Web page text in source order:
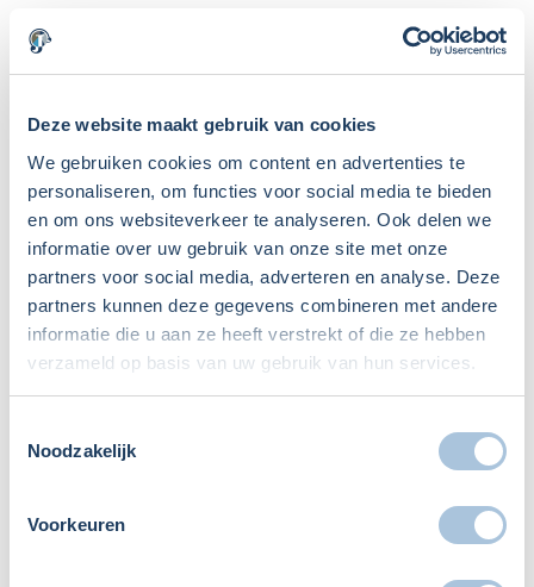
Deze website maakt gebruik van cookies
We gebruiken cookies om content en advertenties te
personaliseren, om functies voor social media te bieden
en om ons websiteverkeer te analyseren. Ook delen we
informatie over uw gebruik van onze site met onze
partners voor social media, adverteren en analyse. Deze
partners kunnen deze gegevens combineren met andere
informatie die u aan ze heeft verstrekt of die ze hebben
verzameld op basis van uw gebruik van hun services.
Noodzakelijk
Voorkeuren
Dagelijks maak je als ondernemer afspraken waardoor een
overeenkomst ontstaat.
22
Wettelijke rente
Contractenrecht